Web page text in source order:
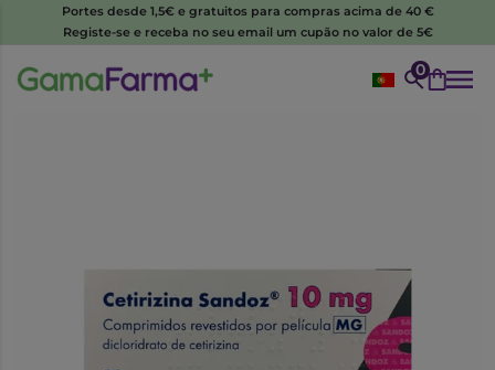
Portes desde 1,5€ e gratuitos para compras acima de 40 €
Registe-se e receba no seu email um cupão no valor de 5€
0